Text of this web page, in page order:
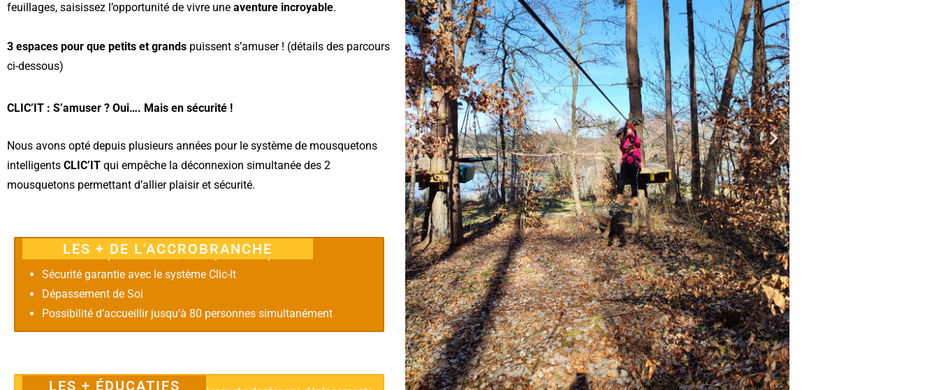
feuillages, saisissez l’opportunité de vivre une aventure incroyable.
3 espaces pour que petits et grands puissent s’amuser ! (détails des parcours
ci-dessous)
CLIC’IT : S’amuser ? Oui…. Mais en sécurité !
Nous avons opté depuis plusieurs années pour le système de mousquetons
intelligents CLIC’IT qui empêche la déconnexion simultanée des 2
mousquetons permettant d’allier plaisir et sécurité.
LES + DE L'ACCROBRANCHE
Parcours adaptés à chacun, de simple à très sportif
Sécurité garantie avec le système Clic-It
Dépassement de Soi
Possibilité d’accueillir jusqu’à 80 personnes simultanément
LES + ÉDUCATIFS